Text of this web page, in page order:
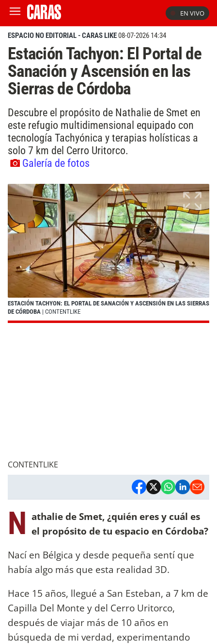
EN VIVO
ESPACIO NO EDITORIAL - CARAS LIKE08-07-2026 14:34
Estación Tachyon: El Portal de
Sanación y Ascensión en las
Sierras de Córdoba
Descubre el propósito de Nathalie de Smet en
este refugio multidimensional equipado con
tecnología Tachyónica y terapias holísticas a
solo 7 km del Cerro Uritorco.
Galería de fotos
ESTACIÓN TACHYON: EL PORTAL DE SANACIÓN Y ASCENSIÓN EN LAS SIERRAS
DE CÓRDOBA | CONTENTLIKE
CONTENTLIKE
N athaliedeSmet, ¿quién eres y cuál es
el propósito de tu espacio en Córdoba?
Nací en Bélgica y desde pequeña sentí que
había algo más que esta realidad 3D.
Hace 15 años, llegué a San Esteban, a 7 km de
Capilla Del Monte y del Cerro Uritorco,
después de viajar más de 10 años en
búsqueda de mi verdad, experimentando